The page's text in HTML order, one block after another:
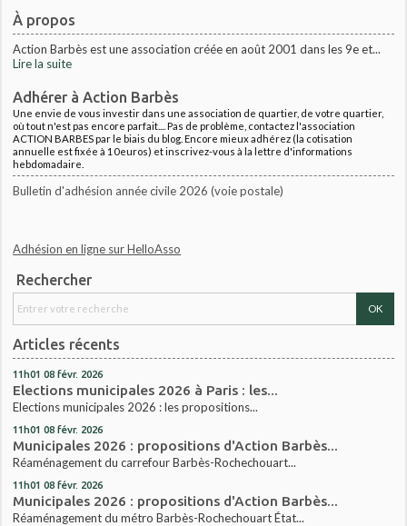
À propos
Action Barbès est une association créée en août 2001 dans les 9e et...
Lire la suite
Adhérer à Action Barbès
Une envie de vous investir dans une association de quartier, de votre quartier,
où tout n'est pas encore parfait.... Pas de problème, contactez l'association
ACTION BARBES par le biais du blog. Encore mieux adhérez (la cotisation
annuelle est fixée à 10euros) et inscrivez-vous à la lettre d'informations
hebdomadaire.
Bulletin d'adhésion année civile 2026 (voie postale)
Adhésion en ligne sur HelloAsso
Rechercher
Articles récents
11h01 08 févr. 2026
Elections municipales 2026 à Paris : les...
Elections municipales 2026 : les propositions...
11h01 08 févr. 2026
Municipales 2026 : propositions d'Action Barbès...
Réaménagement du carrefour Barbès-Rochechouart...
11h01 08 févr. 2026
Municipales 2026 : propositions d'Action Barbès...
Réaménagement du métro Barbès-Rochechouart État...